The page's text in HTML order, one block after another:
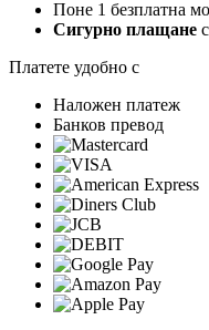
Поне 1 безплатна
Сигурно плащане
Платете удобно с
Наложен платеж
Банков превод